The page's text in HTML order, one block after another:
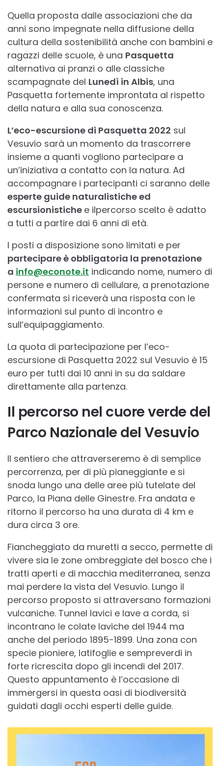
Quella proposta dalle associazioni che da
anni sono impegnate nella diffusione della
cultura della sostenibilità anche con bambini e
ragazzi delle scuole, è una Pasquetta
alternativa ai pranzi o alle classiche
scampagnate del Lunedì in Albis, una
Pasquetta fortemente improntata al rispetto
della natura e alla sua conoscenza.
L’eco-escursione di Pasquetta 2022 sul
Vesuvio sarà un momento da trascorrere
insieme a quanti vogliono partecipare a
un’iniziativa a contatto con la natura. Ad
accompagnare i partecipanti ci saranno delle
esperte guide naturalistiche ed
escursionistiche e ilpercorso scelto è adatto
a tutti a partire dai 6 anni di età.
I posti a disposizione sono limitati e per
partecipare è obbligatoria la prenotazione
a info@econote.it indicando nome, numero di
persone e numero di cellulare, a prenotazione
confermata si riceverà una risposta con le
informazioni sul punto di incontro e
sull’equipaggiamento.
La quota di partecipazione per l’eco-
escursione di Pasquetta 2022 sul Vesuvio è 15
euro per tutti dai 10 anni in su da saldare
direttamente alla partenza.
Il percorso nel cuore verde del
Parco Nazionale del Vesuvio
Il sentiero che attraverseremo è di semplice
percorrenza, per di più pianeggiante e si
snoda lungo una delle aree più tutelate del
Parco, la Piana delle Ginestre. Fra andata e
ritorno il percorso ha una durata di 4 km e
dura circa 3 ore.
Fiancheggiato da muretti a secco, permette di
vivere sia le zone ombreggiate del bosco che i
tratti aperti e di macchia mediterranea, senza
mai perdere la vista del Vesuvio. Lungo il
percorso proposto si attraversano formazioni
vulcaniche. Tunnel lavici e lave a corda, si
incontrano le colate laviche del 1944 ma
anche del periodo 1895-1899. Una zona con
specie pioniere, latifoglie e sempreverdi in
forte ricrescita dopo gli incendi del 2017.
Questo appuntamento è l’occasione di
immergersi in questa oasi di biodiversità
guidati dagli occhi esperti delle guide.